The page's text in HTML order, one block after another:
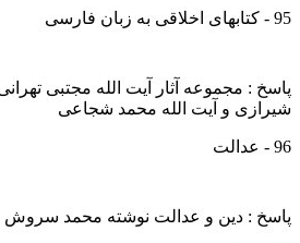
95 - کتابهای اخلاقی به زبان فارسی
پاسخ : مجموعه آثار آیت الله مجتبی
شیرازی و آیت الله محمد شجاعی
96 - عدالت
پاسخ : دین و عدالت نوشته محمد سروش